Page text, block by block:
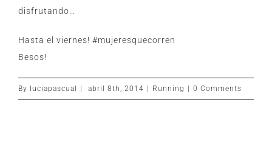
disfrutando…
Hasta el viernes! #mujeresquecorren
Besos!
By luciapascual abril 8th, 2014 Running 0 Comments